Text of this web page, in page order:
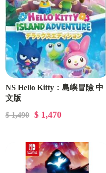
NS Hello Kitty：島嶼冒險 中
文版
$ 1,490
$ 1,470